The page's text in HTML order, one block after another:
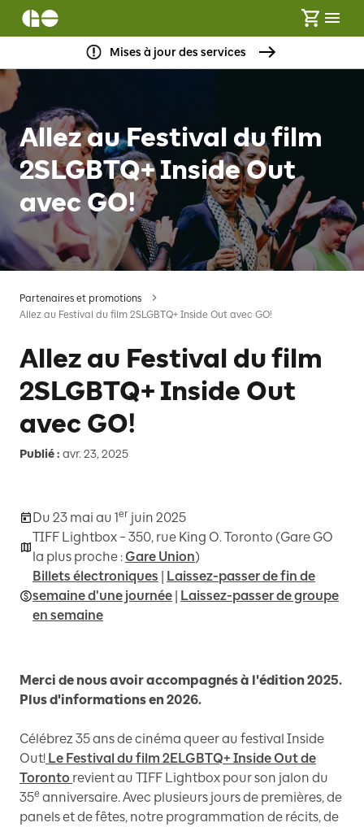
Mises à jour des services
Allez au Festival du film
2SLGBTQ+ Inside Out
avec GO!
Partenaires et promotions
Allez au Festival du film 2SLGBTQ+ Inside Out avec GO!
Allez au Festival du film
2SLGBTQ+ Inside Out
avec GO!
Publié : avr. 23, 2025
Du 23 mai au 1er juin 2025
TIFF Lightbox – 350, rue King O. Toronto (Gare GO
la plus proche :Gare Union)
Billets électroniques | Laissez-passer de fin de
semaine d'une journée | Laissez-passer de groupe
en semaine
Merci de nous avoir accompagnés à l'édition 2025.
Plus d'informations en 2026.
Célébrez 35 ans de cinéma queer au festival Inside
Out! Le Festival du film 2ELGBTQ+ Inside Out de
Toronto revient au TIFF Lightbox pour son jalon du
35e anniversaire. Avec plusieurs jours de premières, de
panels et de fêtes, notre programmation de récits, de